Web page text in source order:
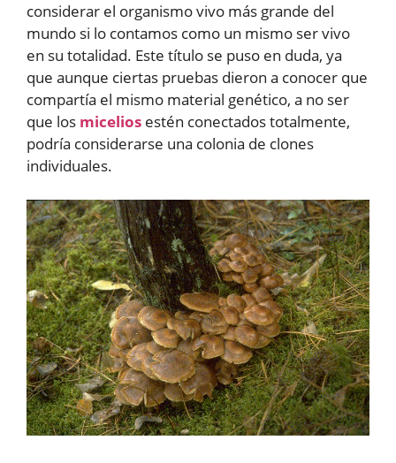
considerar el organismo vivo más grande del
mundo si lo contamos como un mismo ser vivo
en su totalidad. Este título se puso en duda, ya
que aunque ciertas pruebas dieron a conocer que
compartía el mismo material genético, a no ser
que los micelios estén conectados totalmente,
podría considerarse una colonia de clones
individuales.